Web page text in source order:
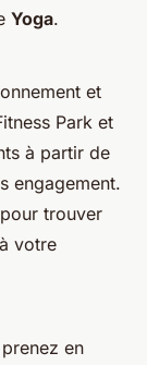
Yoga.
et
Park et
à partir de
engagement.
trouver
votre
en